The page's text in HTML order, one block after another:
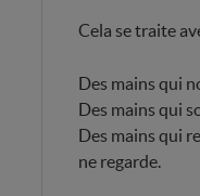
Cela se traite
Des mains qui
Des mains qui
Des mains qui
ne regarde.